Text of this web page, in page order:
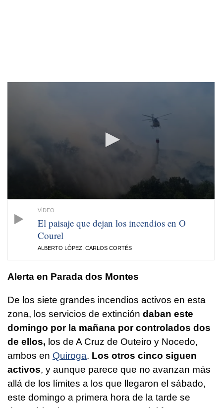
El paisaje que dejan los incendios en O
Courel
ALBERTO LÓPEZ, CARLOS CORTÉS
Alerta en Parada dos Montes
De los siete grandes incendios activos en esta
zona, los servicios de extinción daban este
domingo por la mañana por controlados dos
de ellos, los de A Cruz de Outeiro y Nocedo,
ambos en Quiroga. Los otros cinco siguen
activos, y aunque parece que no avanzan más
allá de los límites a los que llegaron el sábado,
este domingo a primera hora de la tarde se